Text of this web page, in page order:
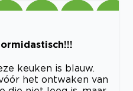
keuken is blauw.
het ontwaken van